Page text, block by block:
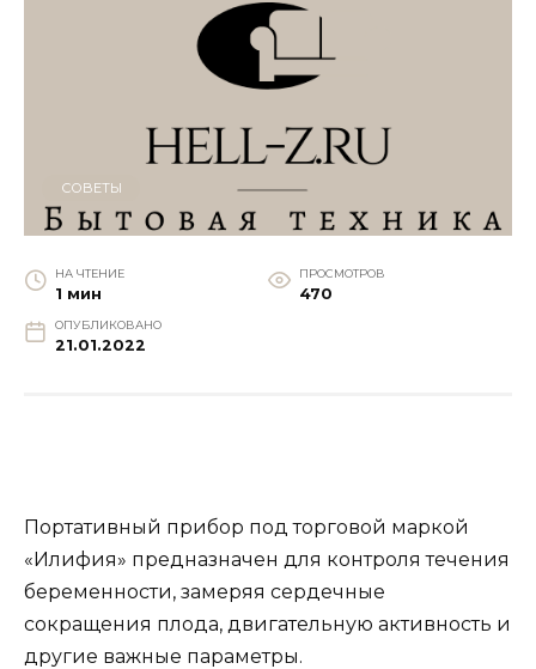
СОВЕТЫ
НА ЧТЕНИЕ
1 мин
ПРОСМОТРОВ
470
ОПУБЛИКОВАНО
21.01.2022
Портативный прибор под торговой маркой
«Илифия» предназначен для контроля течения
беременности, замеряя сердечные
сокращения плода, двигательную активность и
другие важные параметры.